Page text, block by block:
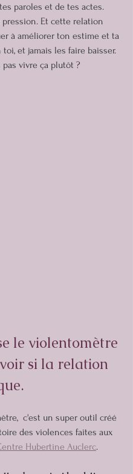
paroles et de tes actes.
pression. Et cette relation
à améliorer ton estime et ta
et jamais les faire baisser.
pas vivre ça plutôt ?
le violentomètre
si la relation
c'est un super outil créé
des violences faites aux
Hubertine Auclerc.